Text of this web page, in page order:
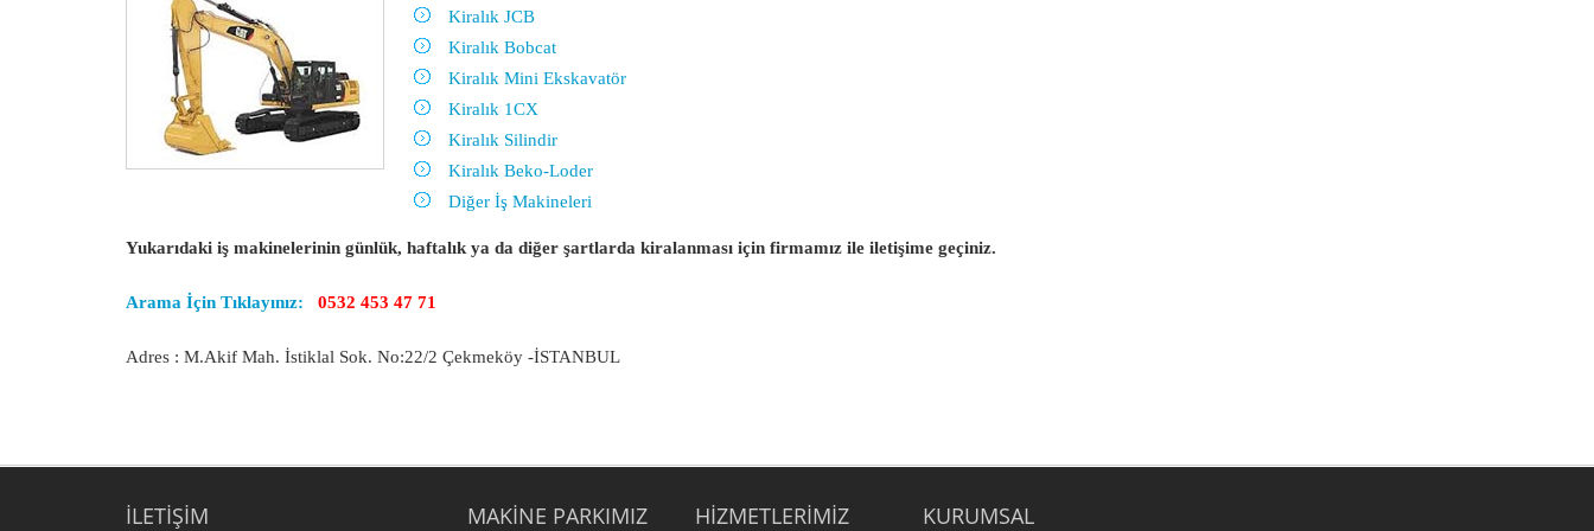
Kiralık JCB
Kiralık Bobcat
Kiralık Mini Ekskavatör
Kiralık 1CX
Kiralık Silindir
Kiralık Beko-Loder
Diğer İş Makineleri
Yukarıdaki iş makinelerinin günlük, haftalık ya da diğer şartlarda kiralanması için firmamız ile iletişime geçiniz.
Arama İçin Tıklayınız: 0532 453 47 71
Adres : M.Akif Mah. İstiklal Sok. No:22/2 Çekmeköy -İSTANBUL
İLETIŞIM MAKINE PARKIMIZ HIZMETLERIMIZ KURUMSAL